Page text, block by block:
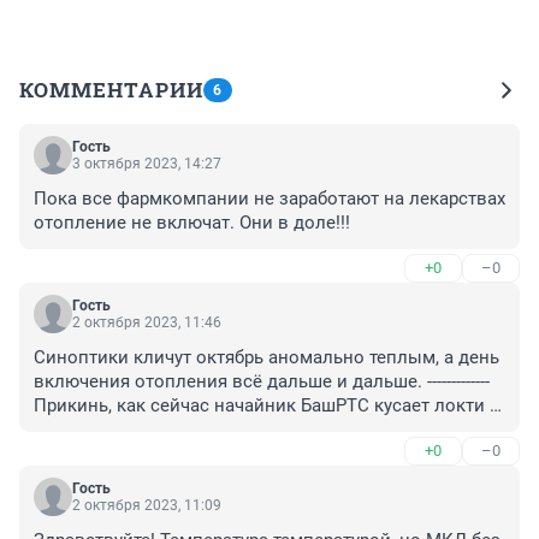
КОММЕНТАРИИ 6
Гость
3 октября 2023, 14:27
Пока все фармкомпании не заработают на лекарствах
отопление не включат. Они в доле!!!
+0 –0
Гость
2 октября 2023, 11:46
Синоптики кличут октябрь аномально теплым, а день
включения отопления всё дальше и дальше. -------------
Прикинь, как сейчас начайник БашРТС кусает локти
+0 –0
Гость
2 октября 2023, 11:09